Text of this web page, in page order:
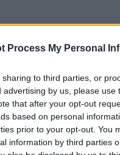
Process My Personal
to third parties, or
by us, please use
that after your opt-out
based on personal
prior to your opt-out. You
information by third parties